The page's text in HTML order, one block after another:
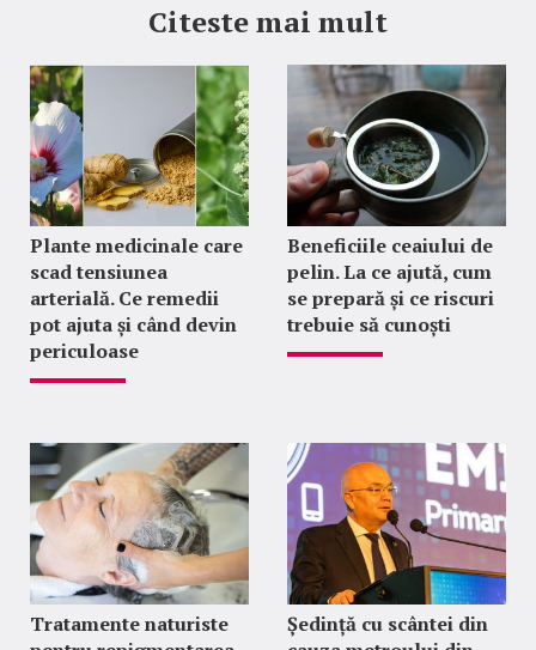
Citeste mai mult
Plante medicinale care
scad tensiunea
arterială. Ce remedii
pot ajuta și când devin
periculoase
Beneficiile ceaiului de
pelin. La ce ajută, cum
se prepară și ce riscuri
trebuie să cunoști
Tratamente naturiste
Ședință cu scântei din